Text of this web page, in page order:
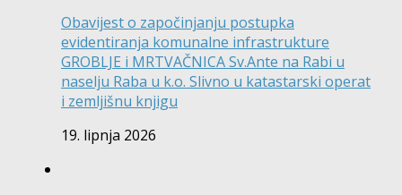
Obavijest o započinjanju postupka
evidentiranja komunalne infrastrukture
GROBLJE i MRTVAČNICA Sv.Ante na Rabi u
naselju Raba u k.o. Slivno u katastarski operat
i zemljišnu knjigu
19. lipnja 2026